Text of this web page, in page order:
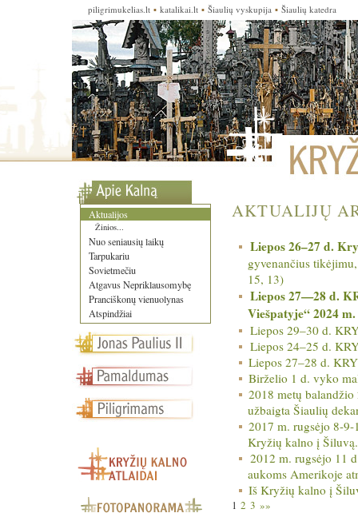
piligrimukelias.lt ▪ katalikai.lt ▪ Šiaulių vyskupija ▪ Šiaulių katedra
Aktualijos
Žinios...
Nuo seniausių laikų
Tarpukariu
Sovietmečiu
Atgavus Nepriklausomybę
Pranciškonų vienuolynas
Atspindžiai
AKTUALIJŲ
Liepos 26–27 d.
gyvenančius
15, 13)
Liepos 27—28 d.
Viešpatyje“ 2024 m.
Liepos 29–30 d.
Liepos 24–25 d.
Liepos 27–28 d.
Birželio 1 d. vyko
2018 metų
užbaigta Šiaulių
2017 m. rugsėjo 8-
Kryžių kalno į Šiluvą.
2012 m. rugsėjo 11
aukoms Amerikoje
Iš Kryžių kalno į
1 2 3 »»